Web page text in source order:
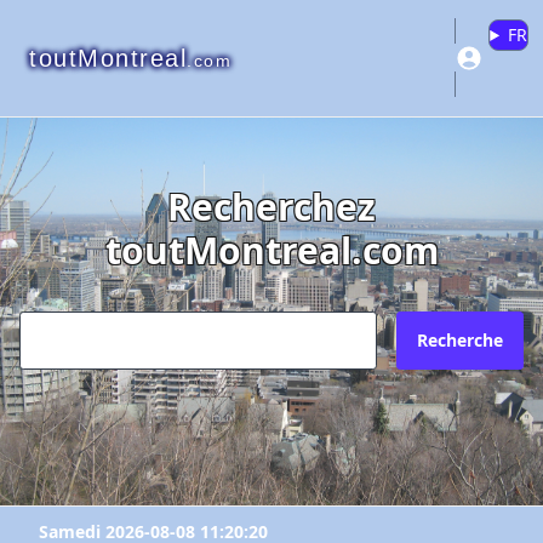
toutMontreal.com
FR
Recherchez
toutMontreal.com
Recherche
Samedi 2026-08-08 11:20:20